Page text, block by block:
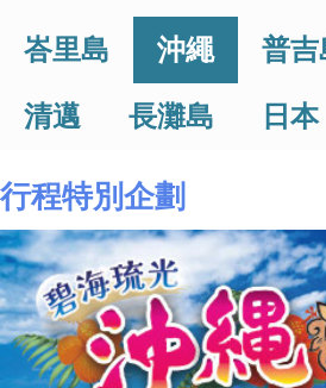
峇里島 沖繩 普吉
清邁 長灘島 日本
行程特別企劃